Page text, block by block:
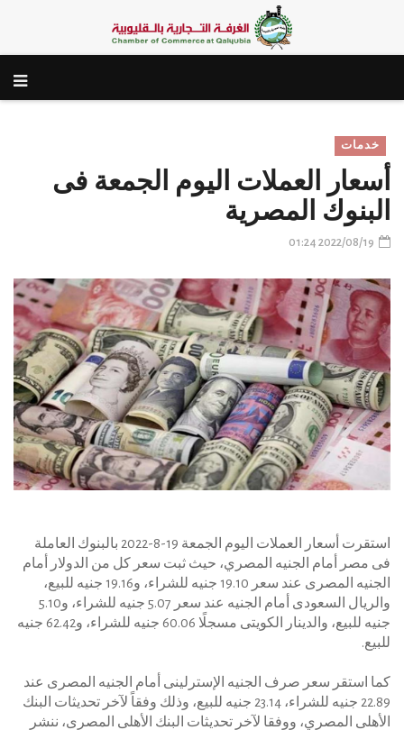
خدمات
أسعار العملات اليوم الجمعة فى
البنوك المصرية
2022/08/19 01:24
استقرت أسعار العملات اليوم الجمعة 19-8-2022 بالبنوك العاملة
فى مصر أمام الجنيه المصري، حيث ثبت سعر كل من الدولار أمام
الجنيه المصرى عند سعر 19.10 جنيه للشراء، و19.16 جنيه للبيع،
والريال السعودى أمام الجنيه عند سعر 5.07 جنيه للشراء، و5.10
جنيه للبيع، والدينار الكويتى مسجلًا 60.06 جنيه للشراء، و62.42 جنيه
للبيع.
كما استقر سعر صرف الجنيه الإسترلينى أمام الجنيه المصرى عند
22.89 جنيه للشراء، 23.14 جنيه للبيع، وذلك وفقاً لآخر تحديثات البنك
الأهلى المصري، ووفقا لآخر تحديثات البنك الأهلى المصرى، ننشر